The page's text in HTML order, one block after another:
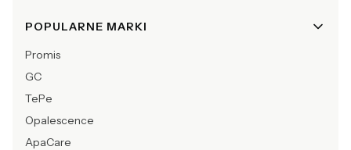
POPULARNE MARKI
Promis
GC
TePe
Opalescence
ApaCare